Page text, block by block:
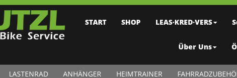
START SHOP LEAS·KRED·VERS
Über Uns
LASTENRAD ANHÄNGER HEIMTRAINER